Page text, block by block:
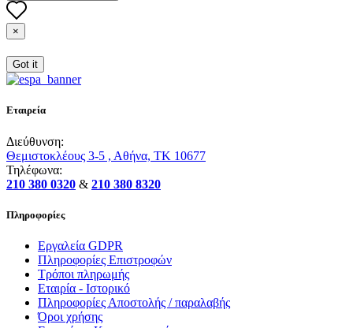
×
Got it
Εταιρεία
Διεύθυνση:
Θεμιστοκλέους 3-5 , Αθήνα, ΤΚ 10677
Τηλέφωνα:
210 380 0320 & 210 380 8320
Πληροφορίες
Εργαλεία GDPR
Πληροφορίες Επιστροφών
Τρόποι πληρωμής
Εταιρία - Ιστορικό
Πληροφορίες Αποστολής / παραλαβής
Όροι χρήσης